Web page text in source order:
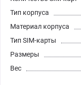
Тип корпуса
Материал корпуса
Тип SIM-карты
Размеры
Вес